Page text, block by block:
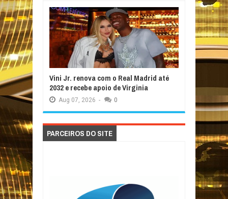
Vini Jr. renova com o Real Madrid até
2032 e recebe apoio de Virginia
Aug 07, 2026 - 0
PARCEIROS DO SITE